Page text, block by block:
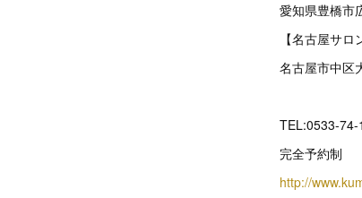
愛知県豊橋市
【名古屋サロ
名古屋市中区
TEL:0533-74-
完全予約制
http://